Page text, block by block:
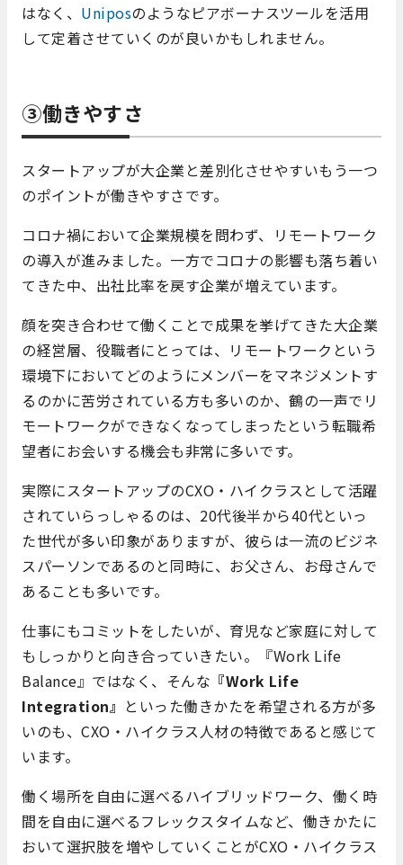
はなく、 Uniposのようなピアボーナスツールを活用
して定着させていくのが良いかもしれません。
③働きやすさ
スタートアップが大企業と差別化させやすいもう一つ
のポイントが働きやすさです。
コロナ禍において企業規模を問わず、リモートワーク
の導入が進みました。一方でコロナの影響も落ち着い
てきた中、出社比率を戻す企業が増えています。
顔を突き合わせて働くことで成果を挙げてきた大企業
の経営層、役職者にとっては、リモートワークという
環境下においてどのようにメンバーをマネジメントす
るのかに苦労されている方も多いのか、鶴の一声でリ
モートワークができなくなってしまったという転職希
望者にお会いする機会も非常に多いです。
実際にスタートアップのCXO・ハイクラスとして活躍
されていらっしゃるのは、20代後半から40代といっ
た世代が多い印象がありますが、彼らは一流のビジネ
スパーソンであるのと同時に、お父さん、お母さんで
あることも多いです。
仕事にもコミットをしたいが、育児など家庭に対して
もしっかりと向き合っていきたい。『Work Life
Balance』ではなく、そんな 『Work Life
Integration』 といった働きかたを希望される方が多
いのも、CXO・ハイクラス人材の特徴であると感じて
います。
働く場所を自由に選べるハイブリッドワーク、働く時
間を自由に選べるフレックスタイムなど、働きかたに
おいて選択肢を増やしていくことがCXO・ハイクラス